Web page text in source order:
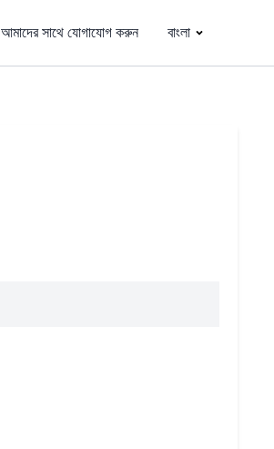
আমাদের সাথে যোগাযোগ করুন বাংলা